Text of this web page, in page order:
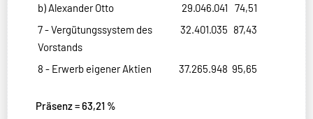
b) Alexander Otto
29.046.041
74,51
7 - Vergütungssystem des
Vorstands
32.401.035 87,43
8 - Erwerb eigener Aktien 37.265.948 95,65
Präsenz = 63,21 %